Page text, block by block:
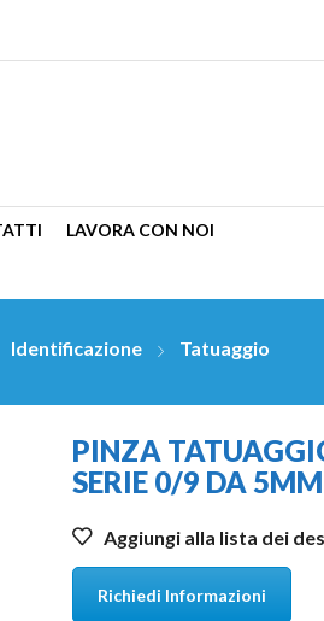
LAVORA CON NOI
Identificazione Tatuaggio
PINZA
SERIE 0/9 DA 5MM
Aggiungi alla lista dei
Richiedi Informazioni